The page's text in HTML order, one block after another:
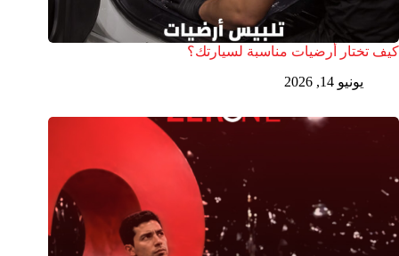
كيف تختار أرضيات مناسبة لسيارتك؟
يونيو 14, 2026